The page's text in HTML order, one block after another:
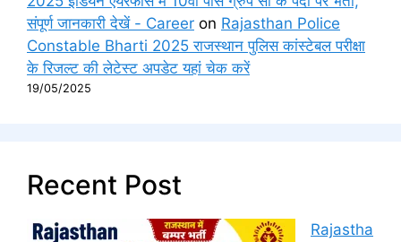
संपूर्ण जानकारी देखें - Career on Rajasthan Police
Constable Bharti 2025 राजस्थान पुलिस कांस्टेबल परीक्षा
के रिजल्ट की लेटेस्ट अपडेट यहां चेक करें
19/05/2025
Recent Post
Rajastha